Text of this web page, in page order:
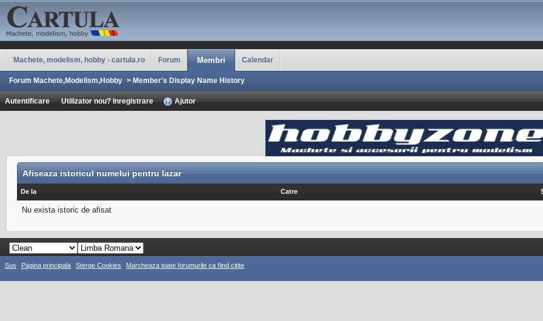
Machete, modelism, hobby - cartula.ro Forum Membri Calendar
Forum Machete,Modelism,Hobby > Member's Display Name History
Autentificare Utilizator nou? Inregistrare Ajutor
Afiseaza istoricul numelui pentru lazar
De la Catre
Nu exista istoric de afisat
Sus Pagina principala Sterge Cookies Marcheaza toate forumurile ca fiind citite